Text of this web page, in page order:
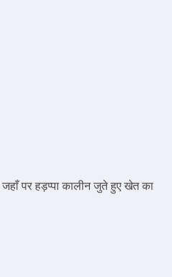
पर हड़प्पा कालीन जुते हुए खेत का